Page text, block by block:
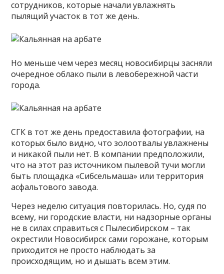
сотрудников, которые начали увлажнять
пылящий участок в тот же день.
Но меньше чем через месяц новосибирцы засняли
очередное облако пыли в левобережной части
города.
СГК в тот же день предоставила фотографии, на
которых было видно, что золоотвалы увлажнены
и никакой пыли нет. В компании предположили,
что на этот раз источником пылевой тучи могли
быть площадка «Сибсельмаша» или территория
асфальтового завода.
Через неделю ситуация повторилась. Но, судя по
всему, ни городские власти, ни надзорные органы
не в силах справиться с Пылесибирском – так
окрестили Новосибирск сами горожане, которым
приходится не просто наблюдать за
происходящим, но и дышать всем этим.